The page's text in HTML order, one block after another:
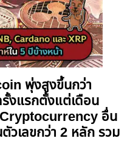
พุ่งสูงขึ้นกว่า
งแรกตั้งแต่เดือน
อื่น
วเลขกว่า 2 หลัก รวม